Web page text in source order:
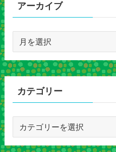
アーカイブ
カ
イ
カテゴリー
ゴ